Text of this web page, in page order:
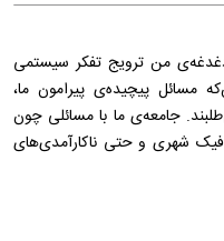
من ترویج تفکر سیستمی
مسائل پیچیده‌ی پیرامون ما،
جامعه‌ی ما با مسائلی چون
شهری و حتی ناکارآمدی‌های
ظاهر مستقل به نظر می‌رسند،
نهفته و پویایی‌های درونی